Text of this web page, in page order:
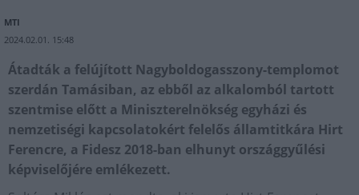
MTI
2024.02.01. 15:48
Átadták a felújított Nagyboldogasszony-templomot
szerdán Tamásiban, az ebből az alkalomból tartott
szentmise előtt a Miniszterelnökség egyházi és
nemzetiségi kapcsolatokért felelős államtitkára Hirt
Ferencre, a Fidesz 2018-ban elhunyt országgyűlési
képviselőjére emlékezett.